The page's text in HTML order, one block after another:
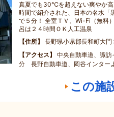
真夏でも30℃を超えない爽やか
時間で紹介された、日本の名水「
で５分！ 全室ＴＶ、Wi-Fi（無料
呂は２４時間ＯＫ人工温泉
住所
長野県小県郡長和町大門
アクセス
中央自動車道、諏
分 長野自動車道、岡谷インター
この施